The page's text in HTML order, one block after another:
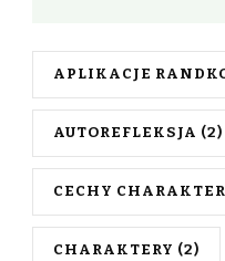
APLIKACJE
AUTOREFLEKSJA (2)
CECHY
CHARAKTERY (2)